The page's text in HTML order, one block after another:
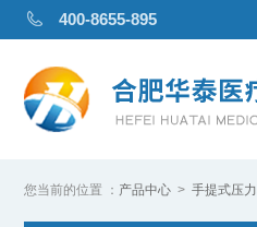
400-8655-895
产品中心 手提式压